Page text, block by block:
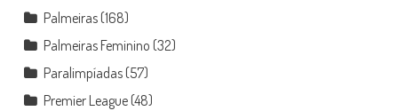
Palmeiras(168)
Palmeiras Feminino (32)
Paralimpíadas(57)
Premier League(48)